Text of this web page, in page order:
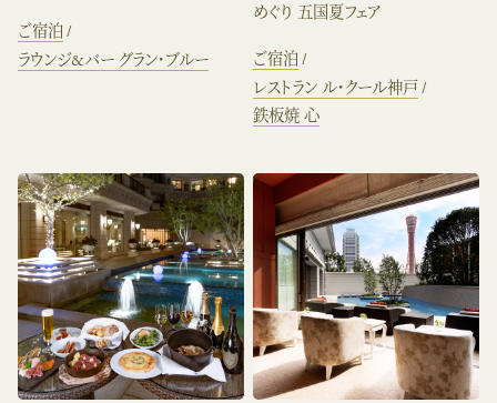
ご宿泊
ラウンジ&バー グラン・ブルー
めぐり 五国夏フェア
ご宿泊
レストラン ル・クール神戸
鉄板焼 心